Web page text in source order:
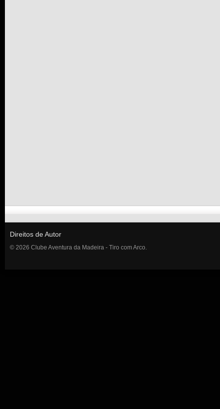
Direitos de Autor
© 2026 Clube Aventura da Madeira - Tiro com Arco.